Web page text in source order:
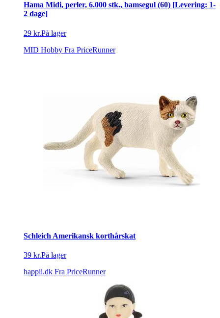
Hama Midi, perler, 6.000 stk., bamsegul (60) [Levering: 1-
2 dage]
29 kr.På lager
MID Hobby Fra PriceRunner
Schleich Amerikansk korthårskat
39 kr.På lager
happii.dk Fra PriceRunner